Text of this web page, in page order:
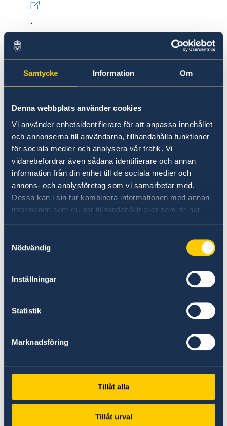
Samtycke Information Om
Denna webbplats använder cookies
Vi använder enhetsidentifierare för att anpassa innehållet
och annonserna till användarna, tillhandahålla funktioner
för sociala medier och analysera vår trafik. Vi
vidarebefordrar även sådana identifierare och annan
information från din enhet till de sociala medier och
annons- och analysföretag som vi samarbetar med.
Dessa kan i sin tur kombinera informationen med annan
information som du har tillhandahållit eller som de har
samlat in när du har använt deras tjänster.
Nödvändig
Inställningar
Statistik
Marknadsföring
Tillåt alla
Tillåt urval
.
Pass eller nationellt id-kort?
Pass är giltigt som resehandling för resor
till samtliga länder.
Nationellt id-kort kan endast användas för
Schengenområdet (EU-länder samt Island,
Norge, Schweiz och Liechtenstein)
Svenskt körkort accepteras normalt inte
som en resehandling.
Inom Norden kan det i vissa fall räcka med
ett svenskt körkort, men pass eller
nationellt id-kort rekommenderas även för
Läs mer
webbplats
Om du ska resa från Sverige med kort
eller nationellt id-kort, kan du ansöka om ett
provisoriskt pass på ett fåtal platser i Sverige.
Det provisoriska passet är tillfälligt och
gäller enbart för den specifika resan.